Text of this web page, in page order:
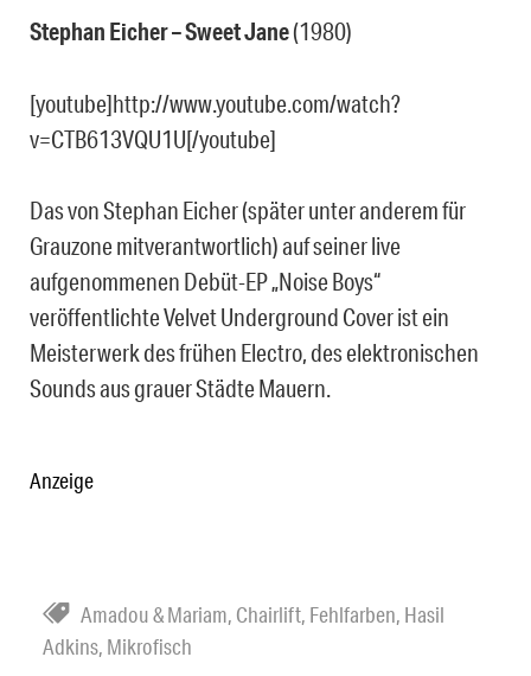
Stephan Eicher – Sweet Jane(1980)
[youtube]http://www.youtube.com/watch?
v=CTB613VQU1U[/youtube]
Das von Stephan Eicher (später unter anderem für
Grauzone mitverantwortlich) auf seiner live
aufgenommenen Debüt-EP „Noise Boys“
veröffentlichte Velvet Underground Cover ist ein
Meisterwerk des frühen Electro, des elektronischen
Sounds aus grauer Städte Mauern.
Anzeige
Amadou & Mariam, Chairlift, Fehlfarben, Hasil
Adkins, Mikrofisch